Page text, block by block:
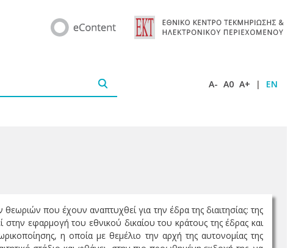
A- A0 A+ | EN
που έχουν αναπτυχθεί για την έδρα της διαιτησίας: της
εφαρμογή του εθνικού δικαίου του κράτους της έδρας και
η οποία με θεμέλιο την αρχή της αυτονομίας της